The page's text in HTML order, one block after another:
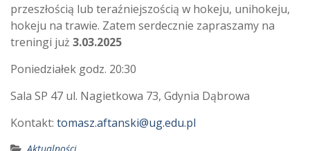
przeszłością lub teraźniejszością w hokeju, unihokeju,
hokeju na trawie. Zatem serdecznie zapraszamy na
treningi już 3.03.2025
Poniedziałek godz. 20:30
Sala SP 47 ul. Nagietkowa 73, Gdynia Dąbrowa
Kontakt: tomasz.aftanski@ug.edu.pl